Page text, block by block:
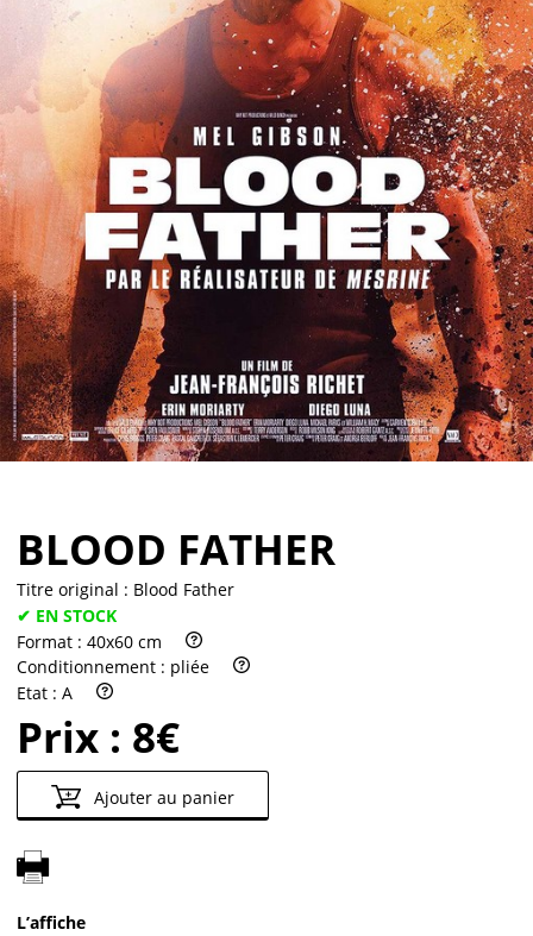
Vendre
BLOOD FATHER
Titre original : Blood Father
✔ EN STOCK
Format : 40x60 cm
Conditionnement : pliée
Etat : A
Prix : 8€
Ajouter au panier
L’affiche